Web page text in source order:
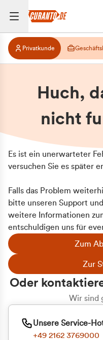
Privatkunde
Huch,
nicht
Es ist ein unerwarteter
versuchen Sie es später
Falls das Problem
bitte unseren Support
weitere Informationen
entschuldigen uns für
Zum
Zur
Oder
Wir sind
Unsere Service-
+49 2162 3769000